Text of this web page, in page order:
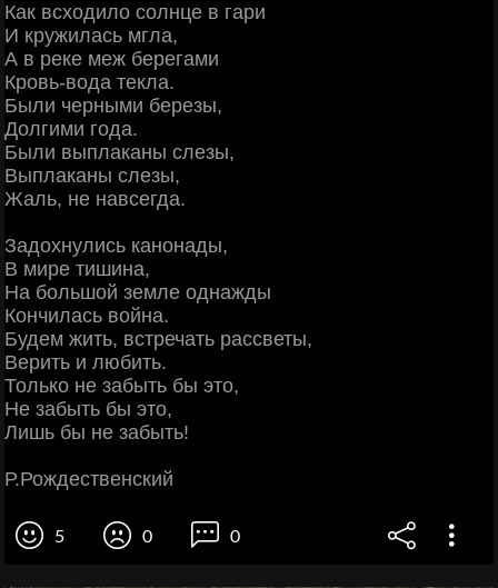
Как всходило солнце в гари
И кружилась мгла,
А в реке меж берегами
Кровь-вода текла.
Были черными березы,
Долгими года.
Были выплаканы слезы,
Выплаканы слезы,
Жаль, не навсегда.
Задохнулись канонады,
В мире тишина,
На большой земле однажды
Кончилась война.
Будем жить, встречать рассветы,
Верить и любить.
Только не забыть бы это,
Не забыть бы это,
Лишь бы не забыть!
Р.Рождественский
5 0 0